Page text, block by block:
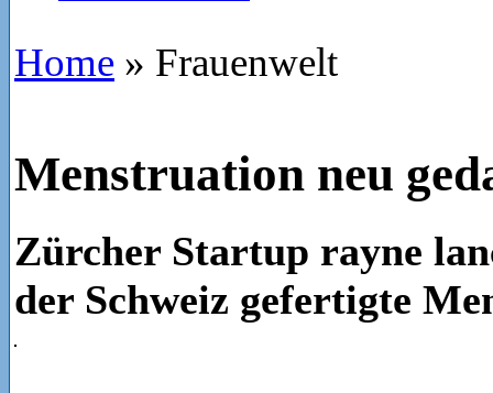
Home » Frauenwelt
Menstruation neu
Zürcher Startup rayne
der Schweiz gefertigte